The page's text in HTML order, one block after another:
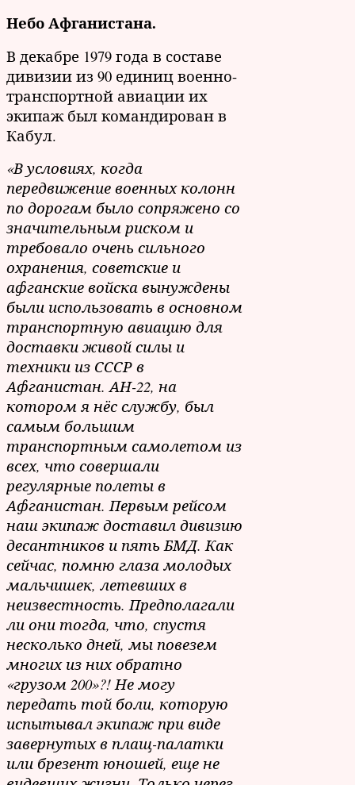
Небо Афганистана.
В декабре 1979 года в составе
дивизии из 90 единиц военно-
транспортной авиации их
экипаж был командирован в
Кабул.
«В условиях, когда
передвижение военных колонн
по дорогам было сопряжено со
значительным риском и
требовало очень сильного
охранения, советские и
афганские войска вынуждены
были использовать в основном
транспортную авиацию для
доставки живой силы и
техники из СССР в
Афганистан. АН-22, на
котором я нёс службу, был
самым большим
транспортным самолетом из
всех, что совершали
регулярные полеты в
Афганистан. Первым рейсом
наш экипаж доставил дивизию
десантников и пять БМД. Как
сейчас, помню глаза молодых
мальчишек, летевших в
неизвестность. Предполагали
ли они тогда, что, спустя
несколько дней, мы повезем
многих из них обратно
«грузом 200»?! Не могу
передать той боли, которую
испытывал экипаж при виде
завернутых в плащ-палатки
или брезент юношей, еще не